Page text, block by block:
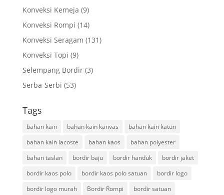
Konveksi Kemeja (9)
Konveksi Rompi (14)
Konveksi Seragam (131)
Konveksi Topi (9)
Selempang Bordir(3)
Serba-Serbi (53)
Tags
bahan kain bahan kain kanvas
bahan kain katun
bahan kain lacoste
bahan kaos
bahan polyester
bahan taslan
bordir baju bordir handuk
bordir jaket
bordir kaos polo
bordir kaos polo satuan
bordir logo
bordir logo murah
Bordir Rompi
bordir satuan